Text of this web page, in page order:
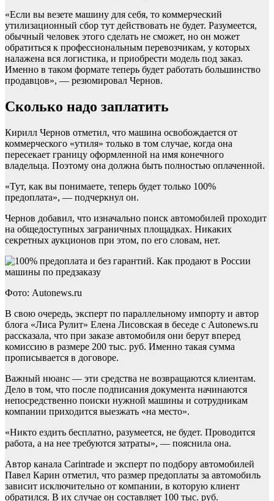
«Если вы везете машину для себя, то коммерческий
утилизационный сбор тут действовать не будет. Разумеется,
обычный человек этого сделать не сможет, но он может
обратиться к профессиональным перевозчикам, у которых
налажена вся логистика, и приобрести модель под заказ.
Именно в таком формате теперь будет работать большинство
продавцов», — резюмировал Чернов.
Сколько надо заплатить
Кирилл Чернов отметил, что машина освобождается от
коммерческого «утиля» только в том случае, когда она
пересекает границу оформленной на имя конечного
владельца. Поэтому она должна быть полностью оплаченной.
«Тут, как вы понимаете, теперь будет только 100%
предоплата», — подчеркнул он.
Чернов добавил, что изначально поиск автомобилей проходит
на общедоступных заграничных площадках. Никаких
секретных аукционов при этом, по его словам, нет.
Фото: Autonews.ru
В свою очередь, эксперт по параллельному импорту и автор
блога «Лиса Рулит» Елена Лисовская в беседе с Autonews.ru
рассказала, что при заказе автомобиля они берут вперед
комиссию в размере 200 тыс. руб. Именно такая сумма
прописывается в договоре.
Важный нюанс — эти средства не возвращаются клиентам.
Дело в том, что после подписания документа начинаются
непосредственно поиски нужной машины и сотрудникам
компании приходится выезжать «на место».
«Никто ездить бесплатно, разумеется, не будет. Проводится
работа, а на нее требуются затраты», — пояснила она.
Автор канала Сarintrade и эксперт по подбору автомобилей
Павел Карин отметил, что размер предоплаты за автомобиль
зависит исключительно от компании, в которую клиент
обратился. В их случае он составляет 100 тыс. руб.